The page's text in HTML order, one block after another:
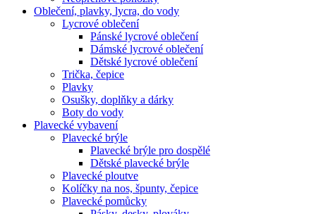
Oblečení, plavky, lycra, do vody
Lycrové oblečení
Pánské lycrové oblečení
Dámské lycrové oblečení
Dětské lycrové oblečení
Trička, čepice
Plavky
Osušky, doplňky a dárky
Boty do vody
Plavecké vybavení
Plavecké brýle
Plavecké brýle pro dospělé
Dětské plavecké brýle
Plavecké ploutve
Kolíčky na nos, špunty, čepice
Plavecké pomůcky